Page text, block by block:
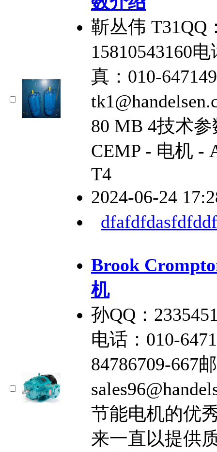
靳丛伟 T31QQ
15810543160
真：010-
80 MB 4技术
CEMP - 电机 -
T4
2024-06-24
Brook
机
孙QQ：
电话：010-
84786709-667
节能电机的优
来一直以提供